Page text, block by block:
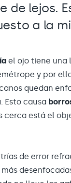
de lejos.
a la
el ojo tiene una
y por
quedan
Esto causa
cerca está el
de error
más